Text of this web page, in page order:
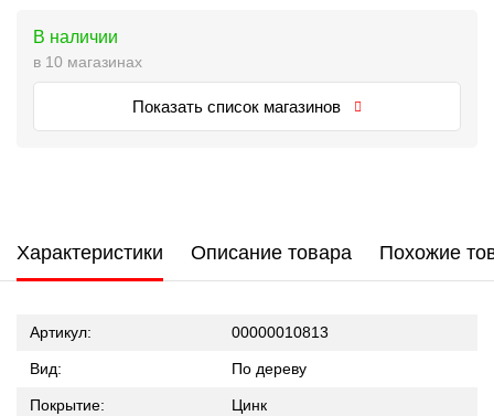
В наличии
в 10 магазинах
Показать список магазинов
Характеристики Описание товара Похожие
Артикул: 00000010813
Вид: По дереву
Покрытие: Цинк